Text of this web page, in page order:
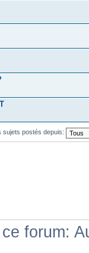
sujets postés depuis:
forum: